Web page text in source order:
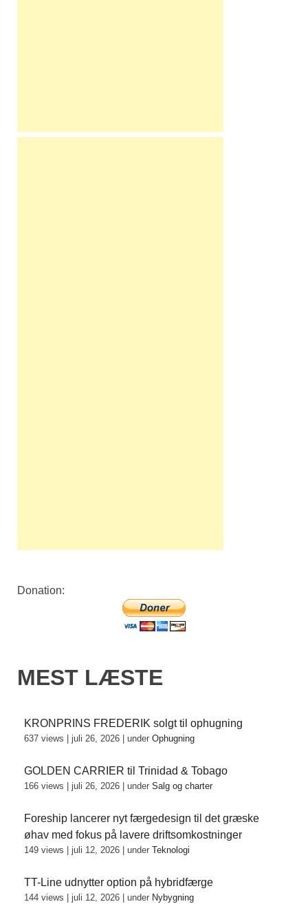
Donation:
MEST LÆSTE
KRONPRINS FREDERIK solgt til ophugning
637 views juli 26, 2026 under Ophugning
GOLDEN CARRIER til Trinidad & Tobago
166 views juli 26, 2026 under Salg og charter
Foreship lancerer nyt færgedesign til det græske
øhav med fokus på lavere driftsomkostninger
149 views juli 12, 2026 under Teknologi
TT-Line udnytter option på hybridfærge
144 views juli 12, 2026 under Nybygning